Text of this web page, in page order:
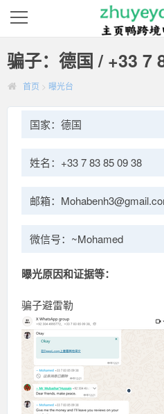
骗子：德国 / +33 7
首页 > 曝光台
国家：德国
姓名：+33 7 83 85 09 38
邮箱：
微信号：~Mohamed
曝光原因和证据等：
骗子避雷勒